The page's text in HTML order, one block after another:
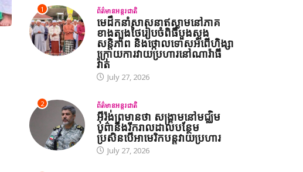
ព័ត៌មានអន្តរជាតិ
អ៊ីរ៉ង់ព្រមានថា សង្គ្រាមនៅមជ្ឈិមបូព៌ានឹងរីករាលដាលបន្ថែម ប្រសិនបើអាមេ
July 27, 2026
1 ព័ត៌មានអន្តរជាតិ
មេដឹកនាំសាសនាឥស្លាមនៅភាគ
ខាងត្បូងថៃរៀបចំពិធីបួងសួង
សន្តិភាព និងថ្កោលទោសអំពើហិង្សា
ក្រោយការវាយប្រហារនៅណារ៉ាធី
វ៉ាត់
July 27, 2026
2 ព័ត៌មានអន្តរជាតិ
អ៊ីរ៉ង់ព្រមានថា សង្គ្រាមនៅមជ្ឈិម
បូព៌ានឹងរីករាលដាលបន្ថែម
ប្រសិនបើអាមេរិកបន្តវាយប្រហារ
July 27, 2026